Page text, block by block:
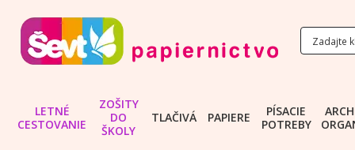
LETNÉ
CESTOVANIE
ZOŠITY
DO
ŠKOLY
TLAČIVÁ PAPIERE
PÍSACIE
POTREBY